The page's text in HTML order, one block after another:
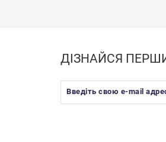
ДІЗНАЙСЯ
Введіть свою e-mail